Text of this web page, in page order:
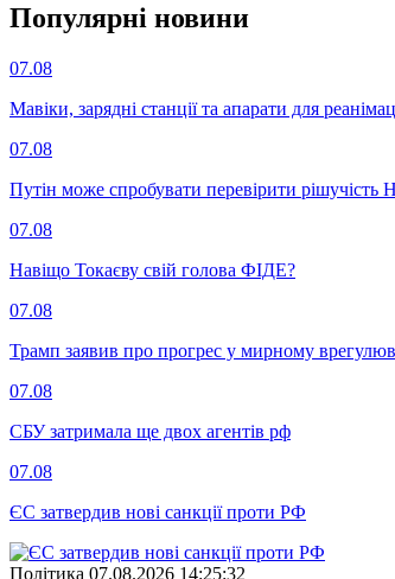
Популярнi новини
07.08
Мавіки, зарядні станції та апарати для
07.08
Путін може спробувати перевірити
07.08
Навіщо Токаєву свій голова ФІДЕ?
07.08
Трамп заявив про прогрес у мирному
07.08
СБУ затримала ще двох агентів рф
07.08
ЄС затвердив нові санкції проти РФ
Полiтика 07.08.2026 14:25:32